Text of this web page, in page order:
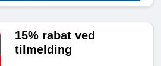
15% rabat ved
tilmelding